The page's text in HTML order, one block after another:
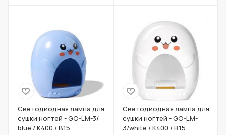
Светодиодная лампа для
сушки ногтей - GO-LM-3/
blue / К400 / В15
Светодиодная лампа для
сушки ногтей - GO-LM-
3/white / К400 / В15